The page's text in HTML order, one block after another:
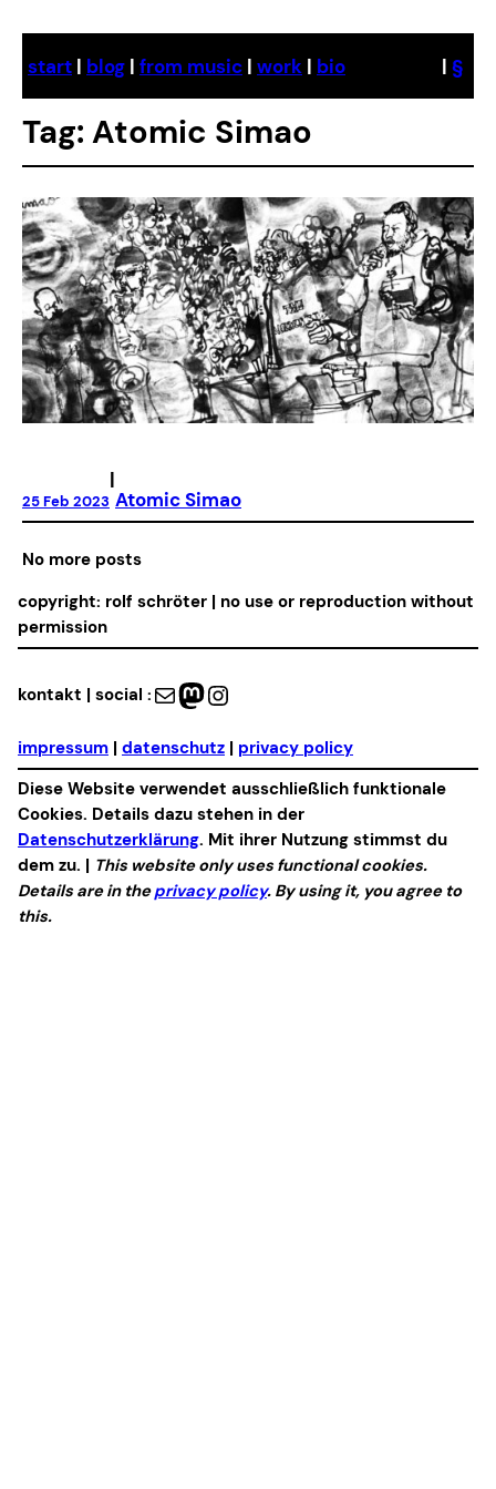
content
start | blog | from music | work | bio | §
Tag: Atomic Simao
25 Feb 2023
|
Atomic Simao
No more posts
copyright: rolf schröter | no use or reproduction without
permission
kontakt | social : Mail Mastodon Instagram
impressum | datenschutz | privacy policy
Diese Website verwendet ausschließlich funktionale
Cookies. Details dazu stehen in der
Datenschutzerklärung. Mit ihrer Nutzung stimmst du
dem zu. | This website only uses functional cookies.
Details are in theprivacy policy. By using it, you agree to
this.